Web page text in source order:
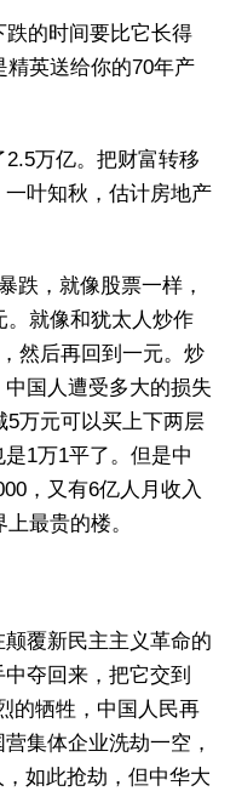
跌的时间要比它长得
精英送给你的70年产
万亿。把财富转移
叶知秋，估计房地产
跌，就像股票一样，
。就像和犹太人炒作
然后再回到一元。炒
国人遭受多大的损失
5万元可以买上下两层
1万1平了。但是中
，又有6亿人月收入
最贵的楼。
覆新民主主义革命的
夺回来，把它交到
的牺牲，中国人民再
集体企业洗劫一空，
如此抢劫，但中华大